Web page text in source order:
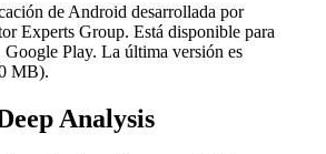
de Android desarrollada por
Experts Group. Está disponible para
Google Play. La última versión es
MB).
Analysis